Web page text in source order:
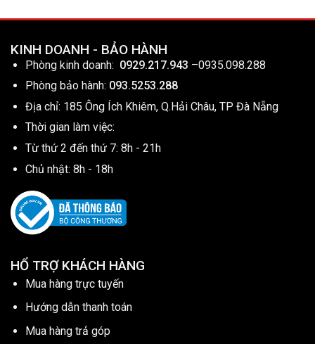
KINH DOANH - BẢO HÀNH
Phòng kinh doanh: 0929.217.943 –0935.098.288
Phòng bảo hành: 093.5253.288
Địa chỉ: 185 Ông Ích Khiêm, Q.Hải Châu, TP Đà Nẵng
Thời gian làm việc:
Từ thứ 2 đến thứ 7: 8h - 21h
Chủ nhật: 8h - 18h
HỔ TRỢ KHÁCH HÀNG
Mua hàng trực tuyến
Hướng dẫn thanh toán
Mua hàng trả góp